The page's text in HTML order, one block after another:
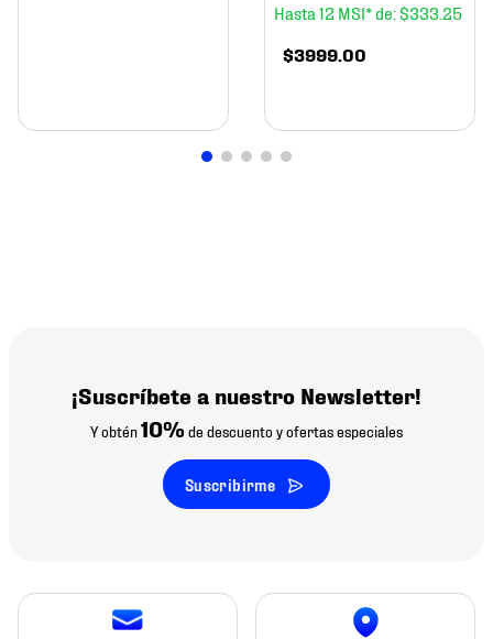
12 $333 25
$3999.00
¡Suscríbete a nuestro Newsletter!
Y obtén10% de descuento y ofertas especiales
Suscribirme